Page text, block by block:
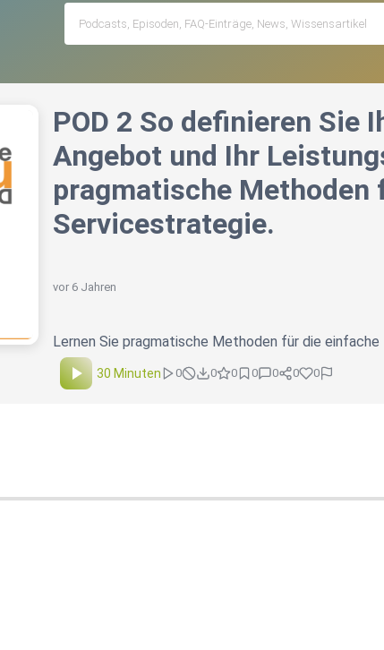
POD 2 So definieren Sie
Angebot und Ihr
pragmatische
Servicestrategie.
vor 6 Jahren
Lernen Sie pragmatische Methoden für die
30 Minuten 0 0 0 0 0 0 0